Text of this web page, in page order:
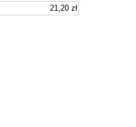
21,20 zł